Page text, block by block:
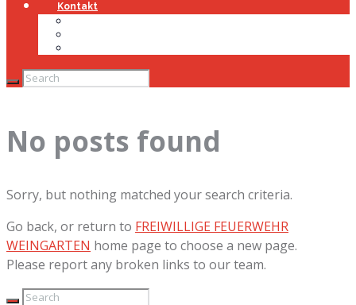
Kontakt
No posts found
Sorry, but nothing matched your search criteria.
Go back, or return to FREIWILLIGE FEUERWEHR
WEINGARTEN home page to choose a new page.
Please report any broken links to our team.